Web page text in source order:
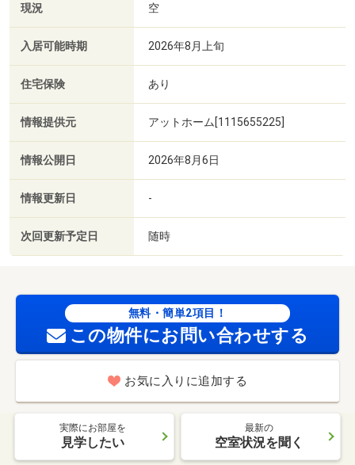
現況 空
入居可能時期 2026年8月上旬
住宅保険 あり
情報提供元 アットホーム[1115655225]
情報公開日 2026年8月6日
情報更新日 -
次回更新予定日 随時
無料・簡単2項目！
この物件にお問い合わせする
お気に入りに追加する
実際にお部屋を
見学したい
最新の
空室状況を聞く